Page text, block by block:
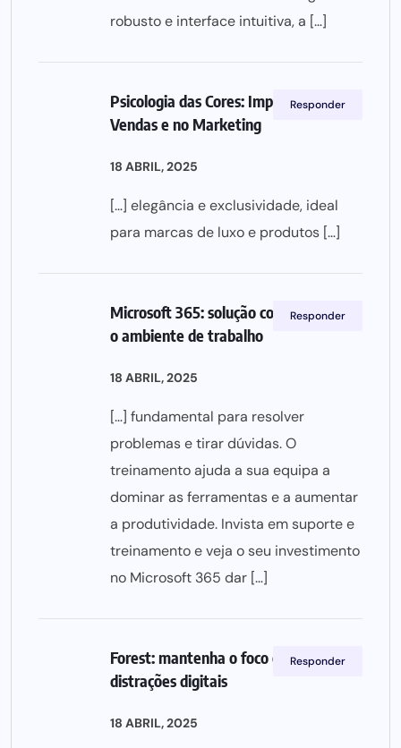
robusto e interface intuitiva, a […]
Psicologia das Cores: Impacto nas
Vendas e no Marketing
18 ABRIL, 2025
[…] elegância e exclusividade, ideal
para marcas de luxo e produtos […]
Responder
Microsoft 365: solução completa para
o ambiente de trabalho
18 ABRIL, 2025
[…] fundamental para resolver
problemas e tirar dúvidas. O
treinamento ajuda a sua equipa a
dominar as ferramentas e a aumentar
a produtividade. Invista em suporte e
treinamento e veja o seu investimento
no Microsoft 365 dar […]
Responder
Forest: mantenha o foco e evite
distrações digitais
18 ABRIL, 2025
Responder